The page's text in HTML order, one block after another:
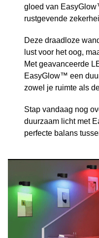
gloed van
rustgevende
Deze draadloze
lust voor het oog,
Met geavanceerde
EasyGlow™ een
zowel je ruimte als
Stap vandaag nog
duurzaam licht met
perfecte balans